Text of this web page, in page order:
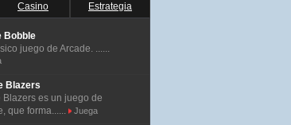
Casino Estrategia
Bobble
juego de Arcade. ......
Blazers
Blazers es un juego de
que forma......
Juega